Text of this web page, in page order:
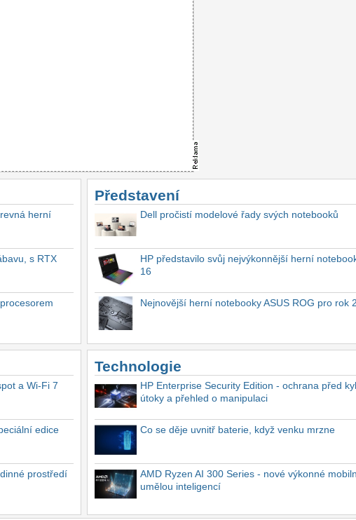
herní
s RTX
Představení
Dell pročistí modelové řady svých notebooků
HP představilo svůj nejvýkonnější herní
16
Nejnovější herní notebooky ASUS ROG pro rok
a Wi-Fi 7
edice
prostředí
Technologie
HP Enterprise Security Edition - ochrana před
útoky a přehled o manipulaci
Co se děje uvnitř baterie, když venku mrzne
AMD Ryzen AI 300 Series - nové výkonné
umělou inteligencí